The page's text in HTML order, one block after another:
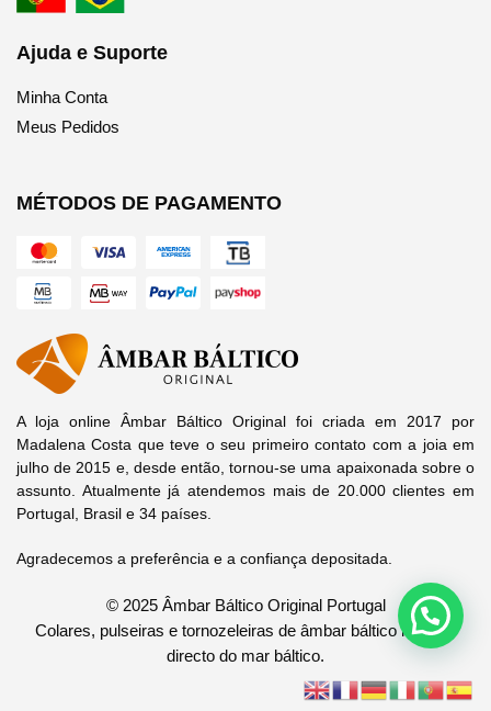
Ajuda e Suporte
Minha Conta
Meus Pedidos
MÉTODOS DE PAGAMENTO
A loja online Âmbar Báltico Original foi criada em 2017 por
Madalena Costa que teve o seu primeiro contato com a joia em
julho de 2015 e, desde então, tornou-se uma apaixonada sobre o
assunto. Atualmente já atendemos mais de 20.000 clientes em
Portugal, Brasil e 34 países.
Agradecemos a preferência e a confiança depositada.
© 2025 Âmbar Báltico Original Portugal
Colares, pulseiras e tornozeleiras de âmbar báltico legítimo
directo do mar báltico.